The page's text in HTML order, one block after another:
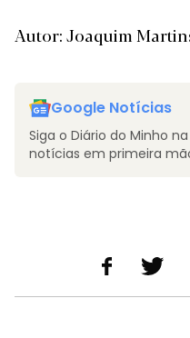
Autor: Joaquim
Google Notícias
Siga o Diário do Minho
notícias em primeira